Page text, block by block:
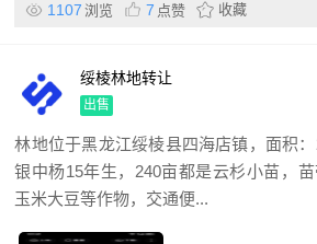
1107 浏览 7 点赞 收藏
绥棱林地转让
出售
林地位于黑龙江绥棱县四海店镇，面积
银中杨15年生，240亩都是云杉小苗，
玉米大豆等作物，交通便...